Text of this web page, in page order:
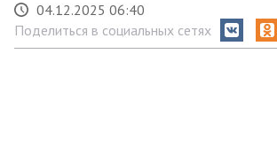
04.12.2025 06:40
Поделиться в социальных сетях